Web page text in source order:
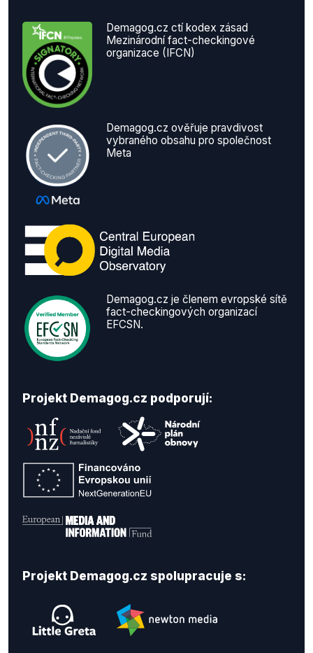
Demagog.cz ctí kodex zásad
Mezinárodní fact-checkingové
organizace (IFCN)
Demagog.cz ověřuje pravdivost
vybraného obsahu pro společnost
Meta
Demagog.cz je členem evropské sítě
fact-checkingových organizací
EFCSN.
Projekt Demagog.cz podporují:
Projekt Demagog.cz spolupracuje s: